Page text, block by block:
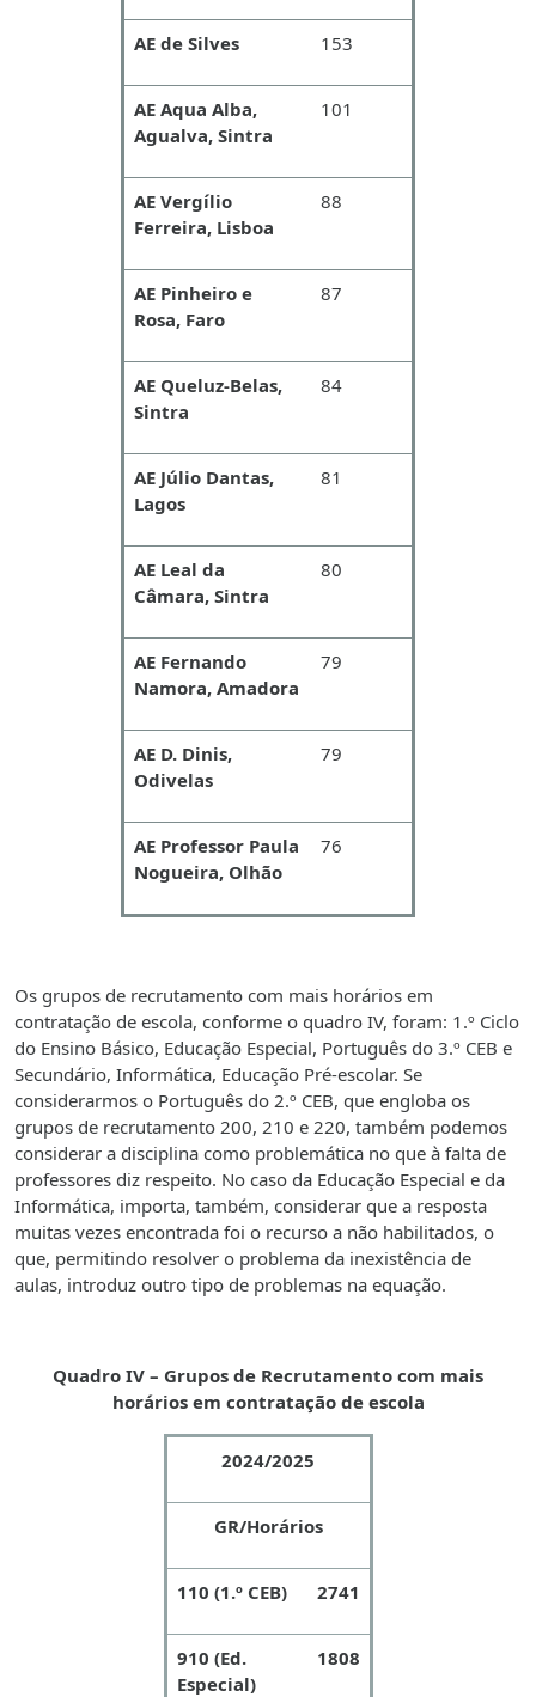
AE de Silves 153
AE Aqua Alba,
Agualva, Sintra
101
AE Vergílio
Ferreira, Lisboa
88
AE Pinheiro e
Rosa, Faro
87
AE Queluz-Belas,
Sintra
84
AE Júlio Dantas,
Lagos
81
AE Leal da
Câmara, Sintra
80
AE Fernando
Namora, Amadora
79
AE D. Dinis,
Odivelas
79
AE Professor Paula
Nogueira, Olhão
76
Os grupos de recrutamento com mais horários em
contratação de escola, conforme o quadro IV, foram: 1.º Ciclo
do Ensino Básico, Educação Especial, Português do 3.º CEB e
Secundário, Informática, Educação Pré-escolar. Se
considerarmos o Português do 2.º CEB, que engloba os
grupos de recrutamento 200, 210 e 220, também podemos
considerar a disciplina como problemática no que à falta de
professores diz respeito. No caso da Educação Especial e da
Informática, importa, também, considerar que a resposta
muitas vezes encontrada foi o recurso a não habilitados, o
que, permitindo resolver o problema da inexistência de
aulas, introduz outro tipo de problemas na equação.
Quadro IV – Grupos de Recrutamento com mais
horários em contratação de escola
2024/2025
GR/Horários
110 (1.º CEB) 2741
910 (Ed.
Especial)
1808